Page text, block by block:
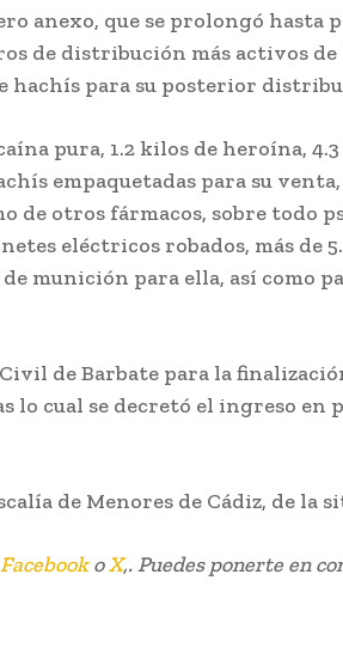
que se prolongó hasta
de distribución más activos
hachís para su posterior
pura, 1.2 kilos de heroína,
empaquetadas para su
de otros fármacos, sobre todo
eléctricos robados, más de
munición para ella, así como
de Barbate para la
lo cual se decretó el ingreso
de Menores de Cádiz, de la
FacebookoX,. Puedes ponerte en